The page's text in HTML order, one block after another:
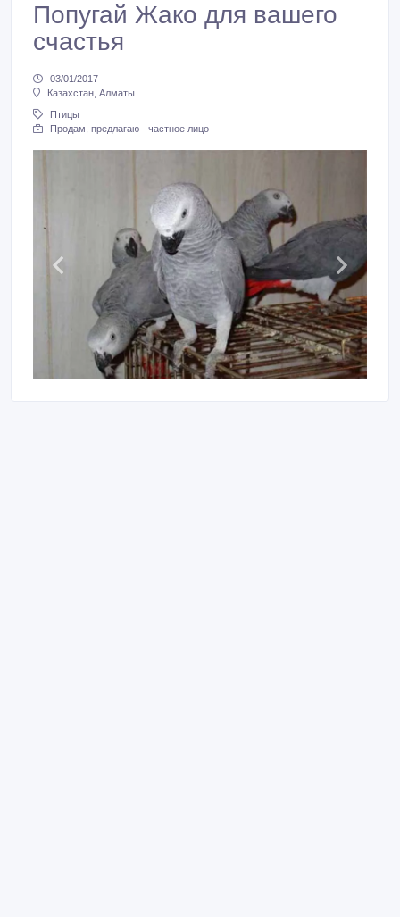
Попугай Жако для вашего
счастья
03/01/2017
Казахстан, Алматы
Птицы
Продам, предлагаю - частное лицо